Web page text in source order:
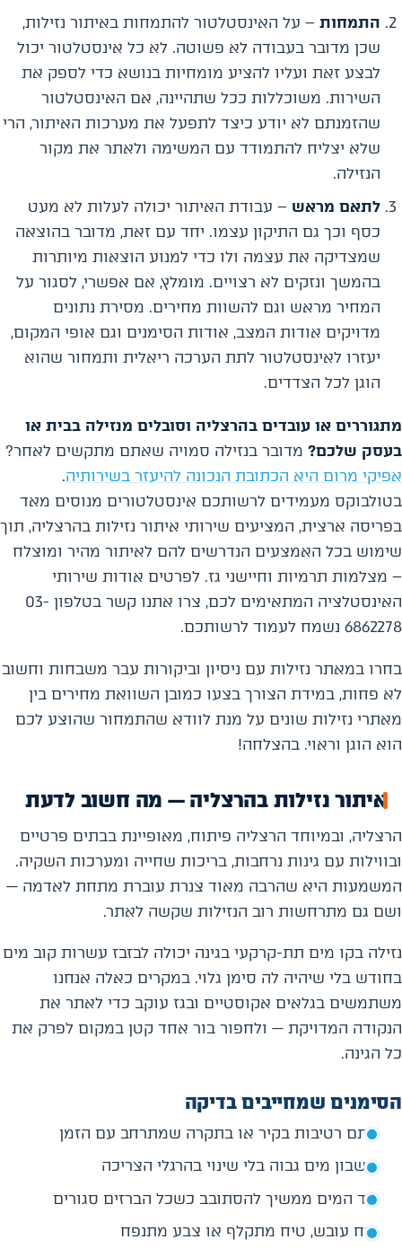
התמחות – על האינסטלטור להתמחות באיתור נזילות,
שכן מדובר בעבודה לא פשוטה. לא כל אינסטלטור יכול
לבצע זאת ועליו להציע מומחיות בנושא כדי לספק את
השירות. משוכללות ככל שתהיינה, אם האינסטלטור
שהזמנתם לא יודע כיצד לתפעל את מערכות האיתור, הרי
שלא יצליח להתמודד עם המשימה ולאתר את מקור
הנזילה.
לתאם מראש – עבודת האיתור יכולה לעלות לא מעט
כסף וכך גם התיקון עצמו. יחד עם זאת, מדובר בהוצאה
שמצדיקה את עצמה ולו כדי למנוע הוצאות מיותרות
בהמשך ונזקים לא רצויים. מומלץ, אם אפשרי, לסגור על
המחיר מראש וגם להשוות מחירים. מסירת נתונים
מדויקים אודות המצב, אודות הסימנים וגם אופי המקום,
יעזרו לאינסטלטור לתת הערכה ריאלית ותמחור שהוא
הוגן לכל הצדדים.
מתגוררים או עובדים בהרצליה וסובלים מנזילה בבית או
בעסק שלכם? מדובר בנזילה סמויה שאתם מתקשים לאחר?
אפיקי מרום היא הכתובת הנכונה להיעזר בשירותיה.
בטולבוקס מעמידים לרשותכם אינסטלטורים מנוסים מאד
בפריסה ארצית, המציעים שירותי איתור נזילות בהרצליה, תוך
שימוש בכל האמצעים הנדרשים להם לאיתור מהיר ומוצלח
– מצלמות תרמיות וחיישני גז. לפרטים אודות שירותי
האינסטלציה המתאימים לכם, צרו אתנו קשר בטלפון 03-
6862278 נשמח לעמוד לרשותכם.
בחרו במאתר נזילות עם ניסיון וביקורות עבר משבחות וחשוב
לא פחות, במידת הצורך בצעו כמובן השוואת מחירים בין
מאתרי נזילות שונים על מנת לוודא שהתמחור שהוצע לכם
הוא הוגן וראוי. בהצלחה!
איתור נזילות בהרצליה — מה חשוב לדעת
הרצליה, ובמיוחד הרצליה פיתוח, מאופיינת בבתים פרטיים
ובווילות עם גינות נרחבות, בריכות שחייה ומערכות השקיה.
המשמעות היא שהרבה מאוד צנרת עוברת מתחת לאדמה —
ושם גם מתרחשות רוב הנזילות שקשה לאתר.
נזילה בקו מים תת-קרקעי בגינה יכולה לבזבז עשרות קוב מים
בחודש בלי שיהיה לה סימן גלוי. במקרים כאלה אנחנו
משתמשים בגלאים אקוסטיים ובגז עוקב כדי לאתר את
הנקודה המדויקת — ולחפור בור אחד קטן במקום לפרק את
כל הגינה.
הסימנים שמחייבים בדיקה
כתם רטיבות בקיר או בתקרה שמתרחב עם הזמן
חשבון מים גבוה בלי שינוי בהרגלי הצריכה
מד המים ממשיך להסתובב כשכל הברזים סגורים
ריח עובש, טיח מתקלף או צבע מתנפח